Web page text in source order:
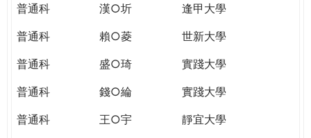
普通科
漢○圻
逢甲大學
普通科
賴○菱
世新大學
普通科
盛○琦
實踐大學
普通科
錢○綸
實踐大學
普通科
王○宇
靜宜大學